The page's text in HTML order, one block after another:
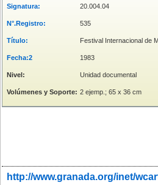
Signatura: 20.004.04
N°.Registro: 535
Título: Festival Internacional de
Fecha:2 1983
Nivel: Unidad documental
Volúmenes y Soporte: 2 ejemp.; 65 x 36 cm
http://www.granada.org/inet/